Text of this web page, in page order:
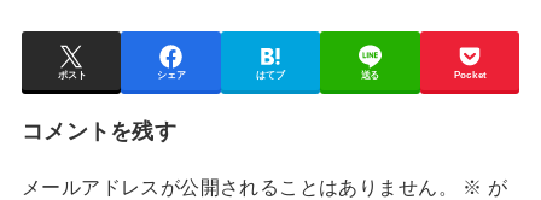
ポスト シェア はてブ 送る Pocket
コメントを残す
メールアドレスが公開されることはありません。 ※ が